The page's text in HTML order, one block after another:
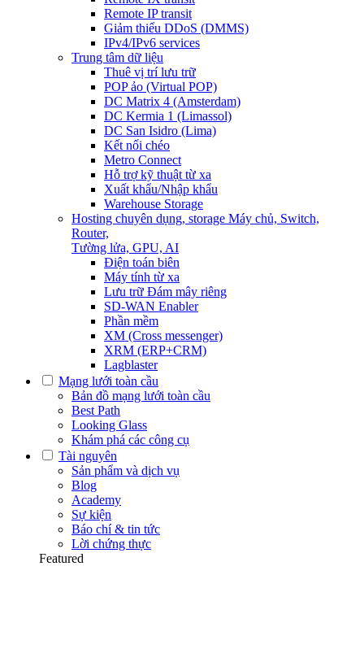
Remote IP transit
Giảm thiểu DDoS (DMMS)
IPv4/IPv6 services
Trung tâm dữ liệu
Thuê vị trí lưu trữ
POP ảo (Virtual POP)
DC Matrix 4 (Amsterdam)
DC Kermia 1 (Limassol)
DC San Isidro (Lima)
Kết nối chéo
Metro Connect
Hỗ trợ kỹ thuật từ xa
Xuất khẩu/Nhập khẩu
Warehouse Storage
Hosting chuyên dụng, storage Máy chủ, Switch,
Router,
Tường lửa, GPU, AI
Điện toán biên
Máy tính từ xa
Lưu trữ Đám mây riêng
SD-WAN Enabler
Phần mềm
XM (Cross messenger)
XRM (ERP+CRM)
Lagblaster
Mạng lưới toàn cầu
Bản đồ mạng lưới toàn cầu
Best Path
Looking Glass
Khám phá các công cụ
Tài nguyên
Sản phẩm và dịch vụ
Blog
Academy
Sự kiện
Báo chí & tin tức
Lời chứng thực
Featured